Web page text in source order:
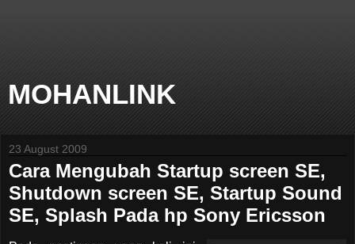
MOHANLINK
23 August 2009
Cara Mengubah Startup screen SE,
Shutdown screen SE, Startup Sound
SE, Splash Pada hp Sony Ericsson